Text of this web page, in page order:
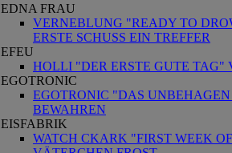
EDNA FRAU
VERNEBLUNG "READY TO
ERSTE SCHUSS EIN TREFFER
EFEU
HOLLI "DER ERSTE GUTE TAG"
EGOTRONIC
EGOTRONIC "DAS
BEWAHREN
EISFABRIK
WATCH CKARK "FIRST WEEK